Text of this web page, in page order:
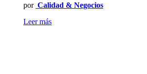
por Calidad & Negocios
Leer más